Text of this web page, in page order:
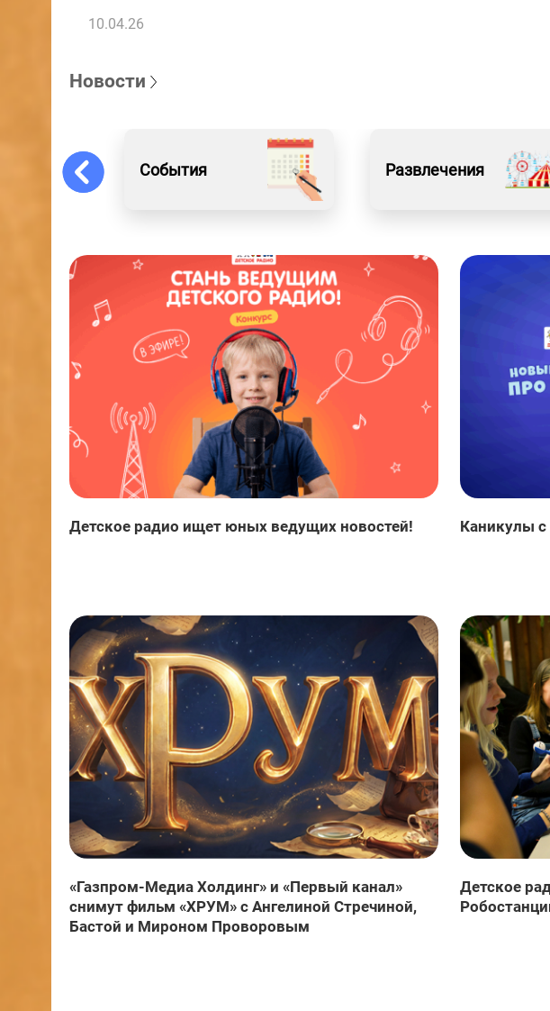
10.04.26
Новости
События Развлечения
Детское радио ищет юных ведущих новостей! Каникулы
«Газпром-Медиа Холдинг» и «Первый канал»
снимут фильм «ХРУМ» с Ангелиной Стречиной,
Бастой и Мироном Проворовым
Детское